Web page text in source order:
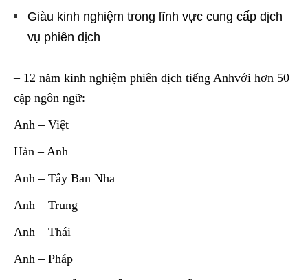
Giàu kinh nghiệm trong lĩnh vực cung cấp dịch
vụ phiên dịch
– 12 năm kinh nghiệm phiên dịch tiếng Anhvới hơn 50
cặp ngôn ngữ:
Anh – Việt
Hàn – Anh
Anh – Tây Ban Nha
Anh – Trung
Anh – Thái
Anh – Pháp